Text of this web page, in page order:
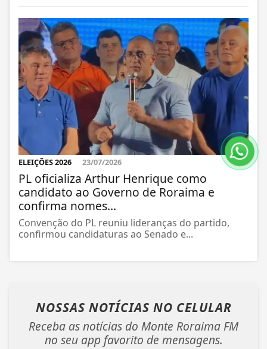
ELEIÇÕES 2026 23/07/2026
PL oficializa Arthur Henrique como
candidato ao Governo de Roraima e
confirma nomes...
Convenção do PL reuniu lideranças do partido,
confirmou candidaturas ao Senado e...
NOSSAS NOTÍCIAS NO CELULAR
Receba as notícias do Monte Roraima FM
no seu app favorito de mensagens.